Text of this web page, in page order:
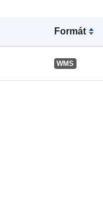
Formát
WMS